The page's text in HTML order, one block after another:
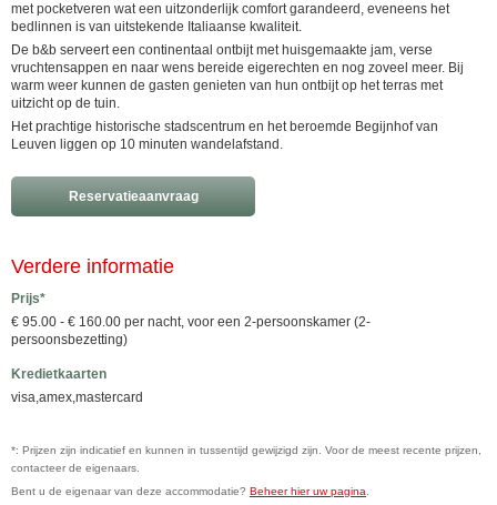
met pocketveren wat een uitzonderlijk comfort garandeerd, eveneens het
bedlinnen is van uitstekende Italiaanse kwaliteit.
De b&b serveert een continentaal ontbijt met huisgemaakte jam, verse
vruchtensappen en naar wens bereide eigerechten en nog zoveel meer. Bij
warm weer kunnen de gasten genieten van hun ontbijt op het terras met
uitzicht op de tuin.
Het prachtige historische stadscentrum en het beroemde Begijnhof van
Leuven liggen op 10 minuten wandelafstand.
Reservatieaanvraag
Verdere informatie
Prijs*
€ 95.00 - € 160.00 per nacht, voor een 2-persoonskamer (2-
persoonsbezetting)
Kredietkaarten
visa,amex,mastercard
*: Prijzen zijn indicatief en kunnen in tussentijd gewijzigd zijn. Voor de meest recente prijzen,
contacteer de eigenaars.
Bent u de eigenaar van deze accommodatie? Beheer hier uw pagina